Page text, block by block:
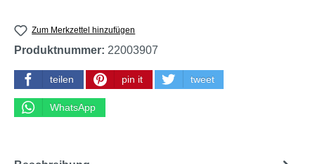
Zum Merkzettel hinzufügen
Produktnummer: 22003907
teilen pin it tweet
WhatsApp